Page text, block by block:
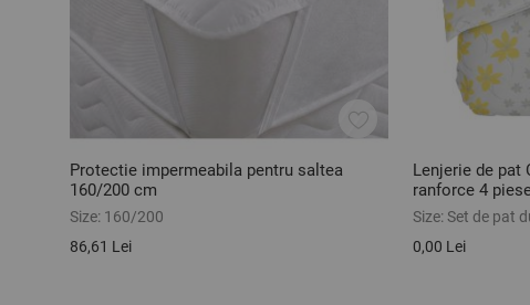
Protectie impermeabila pentru saltea
160/200 cm
Size: 160/200
86,61 Lei
Lenjerie de pat
ranforce 4
Size:Set de pat
0,00 Lei